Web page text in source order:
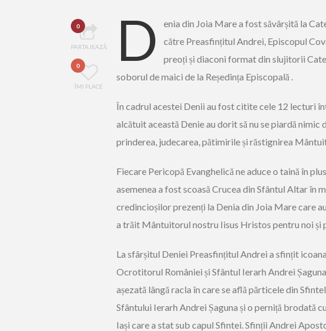
0
PARTAJEAZĂ
0
ÎMI PLACE
D
enia din Joia Mare a fost săvârșită la
către Preasfințitul Andrei, Episcopul
preoți și diaconi format din slujitorii
soborul de maici de la Reședința Episcopală .
În cadrul acestei Denii au fost citite cele 12 lecturi
alcătuit această Denie au dorit să nu se piardă nimic
prinderea, judecarea, pătimirile și răstignirea
Fiecare Pericopă Evanghelică ne aduce o taină în
asemenea a fost scoasă Crucea din Sfântul Altar în
credincioșilor prezenți la Denia din Joia Mare care
a trăit Mântuitorul nostru Iisus Hristos pentru noi și
La sfârșitul Deniei Preasfințitul Andrei a sfințit
Ocrotitorul României și Sfântul Ierarh Andrei
așezată lângă racla în care se află părticele din
Sfântului Ierarh Andrei Șaguna și o perniță brodată
Iași care a stat sub capul Sfintei. Sfinții Andrei